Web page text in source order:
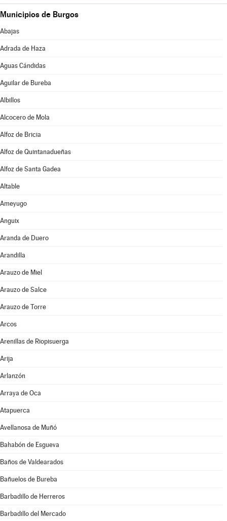
Municipios de Burgos
Abajas
Adrada de Haza
Aguas Cándidas
Aguilar de Bureba
Albillos
Alcocero de Mola
Alfoz de Bricia
Alfoz de Quintanadueñas
Alfoz de Santa Gadea
Altable
Ameyugo
Anguix
Aranda de Duero
Arandilla
Arauzo de Miel
Arauzo de Salce
Arauzo de Torre
Arcos
Arenillas de Riopisuerga
Arija
Arlanzón
Arraya de Oca
Atapuerca
Avellanosa de Muñó
Bahabón de Esgueva
Baños de Valdearados
Bañuelos de Bureba
Barbadillo de Herreros
Barbadillo del Mercado